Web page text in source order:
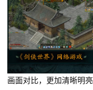
接
会
上
海
站
画面对比，更加清晰明亮